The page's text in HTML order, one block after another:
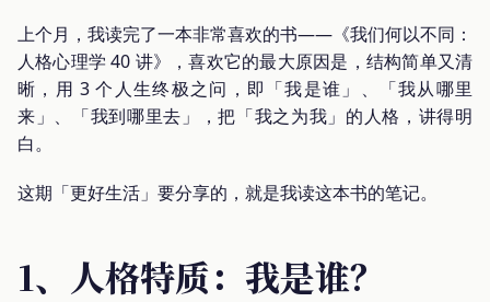
上个月，我读完了一本非常喜欢的书——《我们何以不同：
人格心理学 40 讲》，喜欢它的最大原因是，结构简单又清
晰，用 3 个人生终极之问，即「我是谁」、「我从哪里
来」、「我到哪里去」，把「我之为我」的人格，讲得明
白。
这期「更好生活」要分享的，就是我读这本书的笔记。
1、人格特质：我是谁？